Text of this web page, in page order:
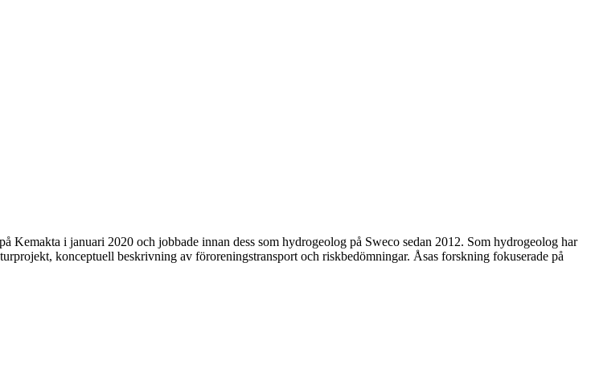
i januari 2020 och jobbade innan dess som hydrogeolog på Sweco sedan 2012. Som hydrogeolog har
konceptuell beskrivning av föroreningstransport och riskbedömningar. Åsas forskning fokuserade på